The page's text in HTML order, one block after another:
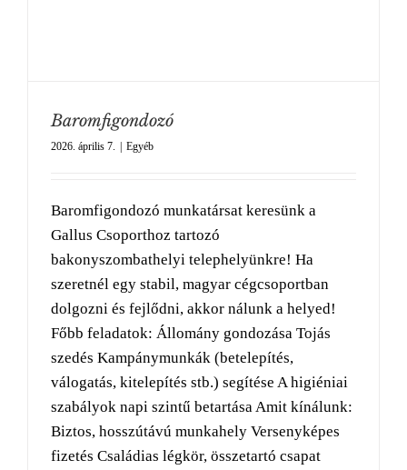
Baromfigondozó
2026. április 7. | Egyéb
Baromfigondozó munkatársat keresünk a
Gallus Csoporthoz tartozó
bakonyszombathelyi telephelyünkre! Ha
szeretnél egy stabil, magyar cégcsoportban
dolgozni és fejlődni, akkor nálunk a helyed!
Főbb feladatok: Állomány gondozása Tojás
szedés Kampánymunkák (betelepítés,
válogatás, kitelepítés stb.) segítése A higiéniai
szabályok napi szintű betartása Amit kínálunk:
Biztos, hosszútávú munkahely Versenyképes
fizetés Családias légkör, összetartó csapat